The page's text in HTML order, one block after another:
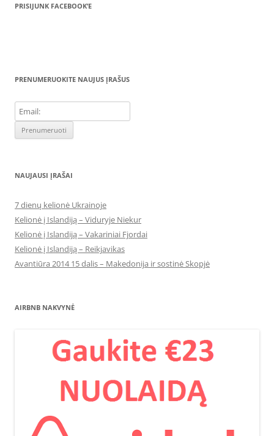
PRISIJUNK FACEBOOK’E
PRENUMERUOKITE NAUJUS ĮRAŠUS
NAUJAUSI ĮRAŠAI
7 dienų kelionė Ukrainoje
Kelionė į Islandiją – Viduryje Niekur
Kelionė į Islandiją – Vakariniai Fjordai
Kelionė į Islandiją – Reikjavikas
Avantiūra 2014 15 dalis – Makedonija ir sostinė Skopjė
AIRBNB NAKVYNĖ